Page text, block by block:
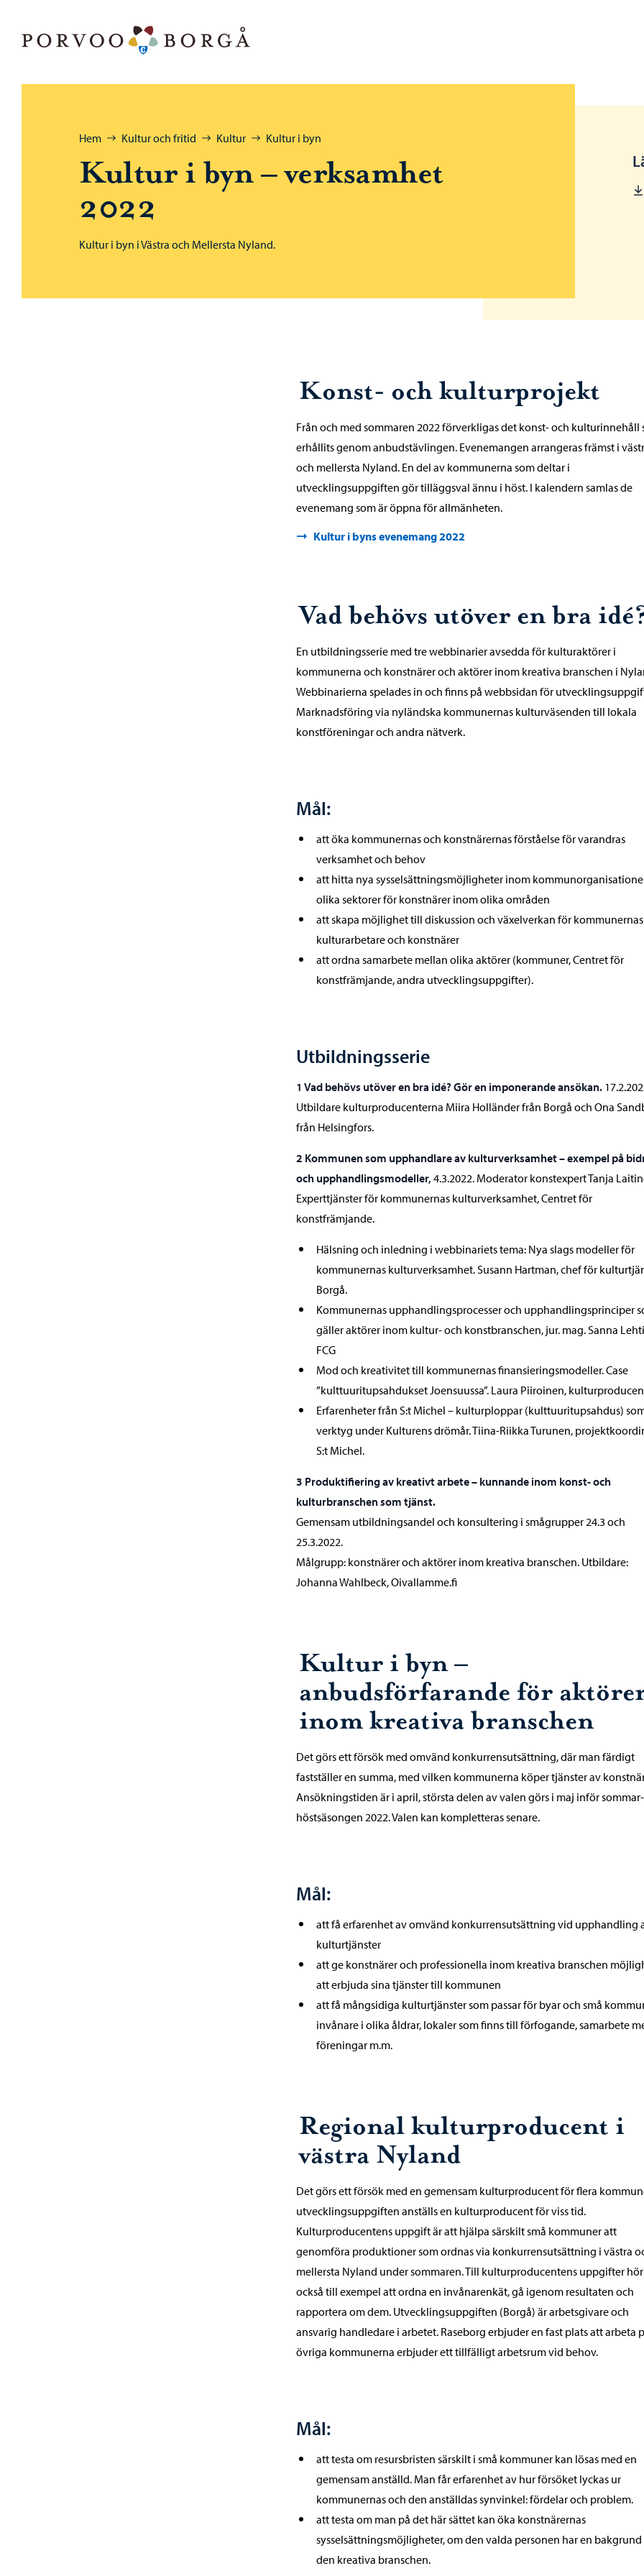
Bläddra:
Hem Kultur och fritid Kultur Kultur i byn
Kultur i byn – verksamhet
2022
Kultur i byn i Västra och Mellersta Nyland.
Konst- och kulturprojekt
Från och med sommaren 2022 förverkligas det konst- och kulturinnehåll
erhållits genom anbudstävlingen. Evenemangen arrangeras främst i
och mellersta Nyland. En del av kommunerna som deltar i
utvecklingsuppgiften gör tilläggsval ännu i höst. I kalendern samlas de
evenemang som är öppna för allmänheten.
Kultur i byns evenemang 2022
Vad behövs utöver en bra
En utbildningsserie med tre webbinarier avsedda för kulturaktörer i
kommunerna och konstnärer och aktörer inom kreativa branschen i
Webbinarierna spelades in och finns på webbsidan för
Marknadsföring via nyländska kommunernas kulturväsenden till lokala
konstföreningar och andra nätverk.
Mål:
att öka kommunernas och konstnärernas förståelse för varandras
verksamhet och behov
att hitta nya sysselsättningsmöjligheter inom
olika sektorer för konstnärer inom olika områden
att skapa möjlighet till diskussion och växelverkan för kommunernas
kulturarbetare och konstnärer
att ordna samarbete mellan olika aktörer (kommuner, Centret för
konstfrämjande, andra utvecklingsuppgifter).
Utbildningsserie
1 Vad behövs utöver en bra idé? Gör en imponerande ansökan.
Utbildare kulturproducenterna Miira Holländer från Borgå och Ona
från Helsingfors.
2 Kommunen som upphandlare av kulturverksamhet – exempel på
och upphandlingsmodeller, 4.3.2022. Moderator konstexpert Tanja
Experttjänster för kommunernas kulturverksamhet, Centret för
konstfrämjande.
Hälsning och inledning i webbinariets tema: Nya slags modeller för
kommunernas kulturverksamhet. Susann Hartman, chef för
Borgå.
Kommunernas upphandlingsprocesser och upphandlingsprinciper
gäller aktörer inom kultur- och konstbranschen, jur. mag. Sanna
FCG
Mod och kreativitet till kommunernas finansieringsmodeller. Case
”kulttuuritupsahdukset Joensuussa”. Laura Piiroinen,
Erfarenheter från S:t Michel – kulturploppar (kulttuuritupsahdus)
verktyg under Kulturens drömår. Tiina-Riikka Turunen,
S:t Michel.
3 Produktifiering av kreativt arbete – kunnande inom konst- och
kulturbranschen som tjänst.
Gemensam utbildningsandel och konsultering i smågrupper 24.3 och
25.3.2022.
Målgrupp: konstnärer och aktörer inom kreativa branschen. Utbildare:
Johanna Wahlbeck, Oivallamme.fi
Kultur i byn –
anbudsförfarande för
inom kreativa branschen
Det görs ett försök med omvänd konkurrensutsättning, där man färdigt
fastställer en summa, med vilken kommunerna köper tjänster av
Ansökningstiden är i april, största delen av valen görs i maj inför
höstsäsongen 2022. Valen kan kompletteras senare.
Mål:
att få erfarenhet av omvänd konkurrensutsättning vid upphandling
kulturtjänster
att ge konstnärer och professionella inom kreativa branschen
att erbjuda sina tjänster till kommunen
att få mångsidiga kulturtjänster som passar för byar och små
invånare i olika åldrar, lokaler som finns till förfogande, samarbete
föreningar m.m.
Regional kulturproducent i
västra Nyland
Det görs ett försök med en gemensam kulturproducent för flera
utvecklingsuppgiften anställs en kulturproducent för viss tid.
Kulturproducentens uppgift är att hjälpa särskilt små kommuner att
genomföra produktioner som ordnas via konkurrensutsättning i västra
mellersta Nyland under sommaren. Till kulturproducentens uppgifter hör
också till exempel att ordna en invånarenkät, gå igenom resultaten och
rapportera om dem. Utvecklingsuppgiften (Borgå) är arbetsgivare och
ansvarig handledare i arbetet. Raseborg erbjuder en fast plats att arbeta
övriga kommunerna erbjuder ett tillfälligt arbetsrum vid behov.
Mål:
att testa om resursbristen särskilt i små kommuner kan lösas med en
gemensam anställd. Man får erfarenhet av hur försöket lyckas ur
kommunernas och den anställdas synvinkel: fördelar och problem.
att testa om man på det här sättet kan öka konstnärernas
sysselsättningsmöjligheter, om den valda personen har en
den kreativa branschen.